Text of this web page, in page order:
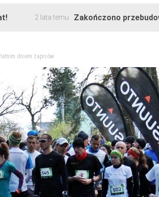
lata temu Zakończono przebudowę ul.
dniem zapisów